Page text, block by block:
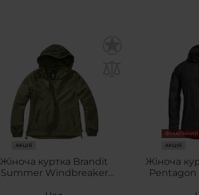
АКЦІЯ
Жіноча куртка Brandit
Summer Windbreaker
АКЦІЯ
Жіноча